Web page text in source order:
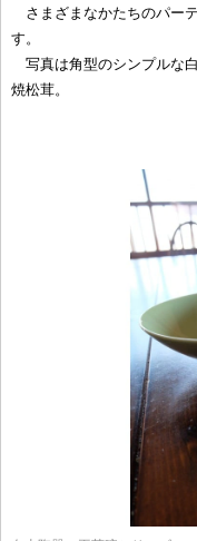
さまざまなかたちのパー
す。
写真は角型のシンプルな
焼松茸。